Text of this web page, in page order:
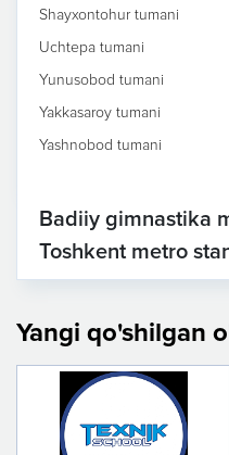
Shayxontohur tumani
Uchtepa tumani
Yunusobod tumani
Yakkasaroy tumani
Yashnobod tumani
Badiiy gimnastika
Toshkent metro
Yangi qo'shilgan